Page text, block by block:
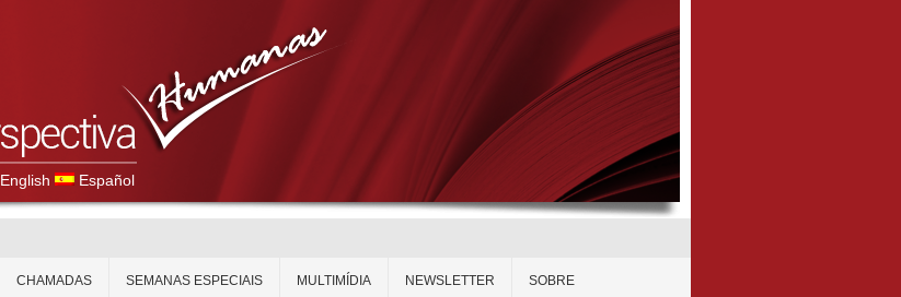
English Español
CHAMADAS SEMANAS ESPECIAIS MULTIMÍDIA NEWSLETTER SOBRE